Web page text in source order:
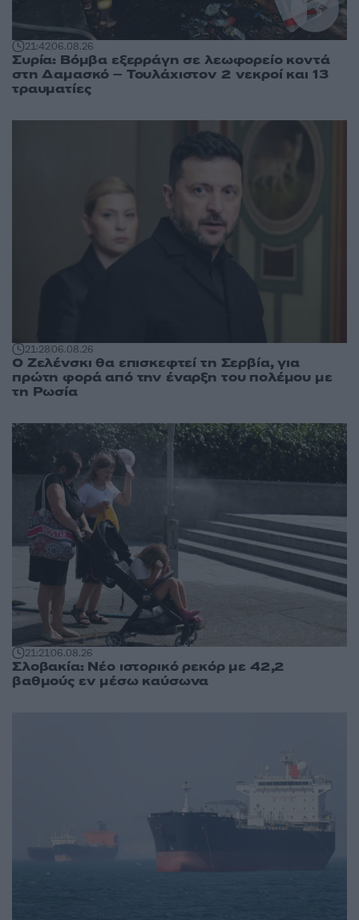
21:4206.08.26
Συρία: Βόμβα εξερράγη σε λεωφορείο κοντά
στη Δαμασκό – Τουλάχιστον 2 νεκροί και 13
τραυματίες
21:2806.08.26
Ο Ζελένσκι θα επισκεφτεί τη Σερβία, για
πρώτη φορά από την έναρξη του πολέμου με
τη Ρωσία
21:2106.08.26
Σλοβακία: Νέο ιστορικό ρεκόρ με 42,2
βαθμούς εν μέσω καύσωνα